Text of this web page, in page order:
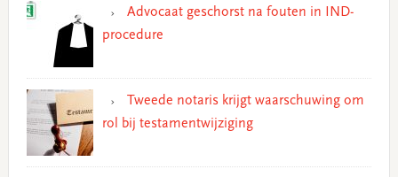
Advocaat geschorst na fouten in IND-
procedure
Tweede notaris krijgt waarschuwing om
rol bij testamentwijziging